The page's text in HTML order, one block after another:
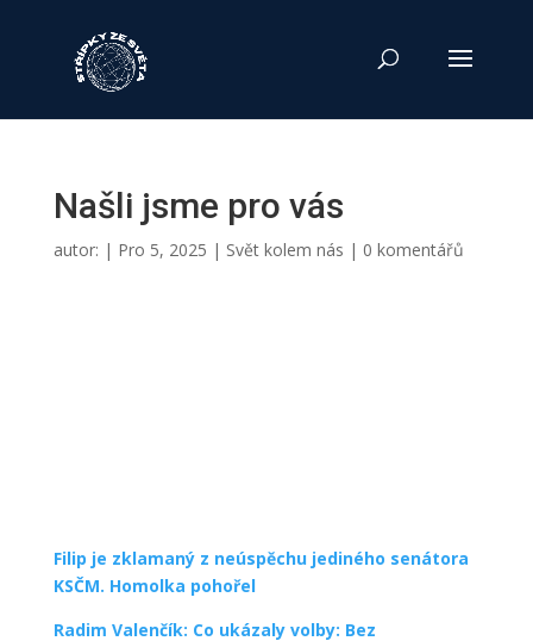
Našli jsme pro vás
autor: | Pro 5, 2025 | Svět kolem nás | 0 komentářů
Filip je zklamaný z neúspěchu jediného senátora
KSČM. Homolka pohořel
Radim Valenčík: Co ukázaly volby: Bez